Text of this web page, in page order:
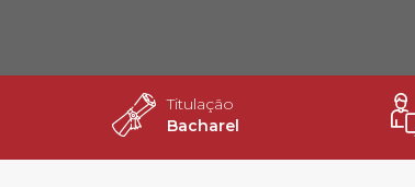
2ª Graduação
Transferência
Titulação
Bacharel